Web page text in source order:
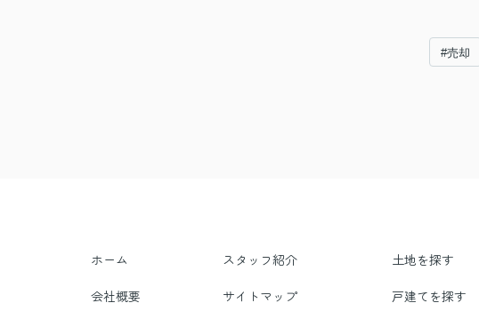
#売却
ホーム スタッフ紹介 土地を探す
会社概要 サイトマップ 戸建てを探す